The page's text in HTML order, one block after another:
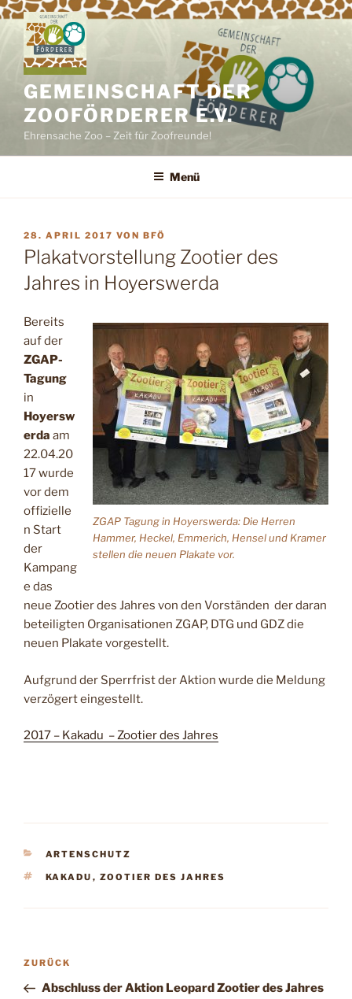
Zum
Inhalt
springen
GEMEINSCHAFT DER
ZOOFÖRDERER E.V.
Ehrensache Zoo – Zeit für Zoofreunde!
Menü
VERÖFFENTLICHT
AM
28. APRIL 2017 VON BFÖ
Plakatvorstellung Zootier des
Jahres in Hoyerswerda
ZGAP Tagung in Hoyerswerda: Die Herren
Hammer, Heckel, Emmerich, Hensel und Kramer
stellen die neuen Plakate vor.
Bereits
auf der
ZGAP-
Tagung
in
Hoyersw
erda am
22.04.20
17 wurde
vor dem
offizielle
n Start
der
Kampang
e das
neue Zootier des Jahres von den Vorständen der daran
beteiligten Organisationen ZGAP, DTG und GDZ die
neuen Plakate vorgestellt.
Aufgrund der Sperrfrist der Aktion wurde die Meldung
verzögert eingestellt.
2017 – Kakadu – Zootier des Jahres
KATEGORIEN
ARTENSCHUTZ
SCHLAGWÖRTER
KAKADU , ZOOTIER DES JAHRES
Beitragsnavigation
Vorheriger
Beitrag
ZURÜCK
Abschluss der Aktion Leopard Zootier des Jahres